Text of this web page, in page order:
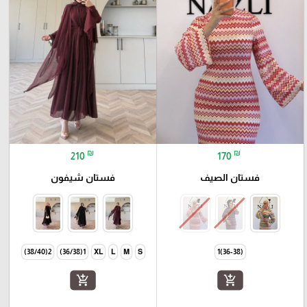
170 ₪
فستان الصيف
(36-38)1
add_shopping_cart
210 ₪
فستان شيفون
S
M
L
XL
1(36/38)
2(38/40)
add_shopping_cart